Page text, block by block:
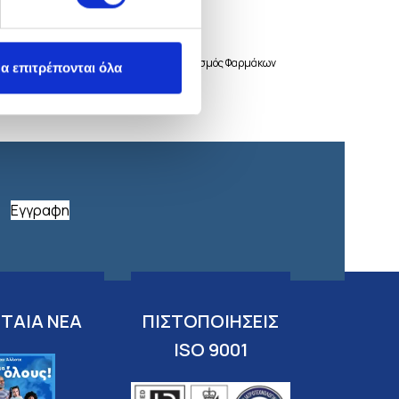
επιτρέπονται όλα
και Πρόνοιας και ο Εθνικός Οργανισμός Φαρμάκων
Εγγραφη
ΝΕΑ
ΠΙΣΤΟΠΟΙΗΣΕΙΣ
ISO 9001